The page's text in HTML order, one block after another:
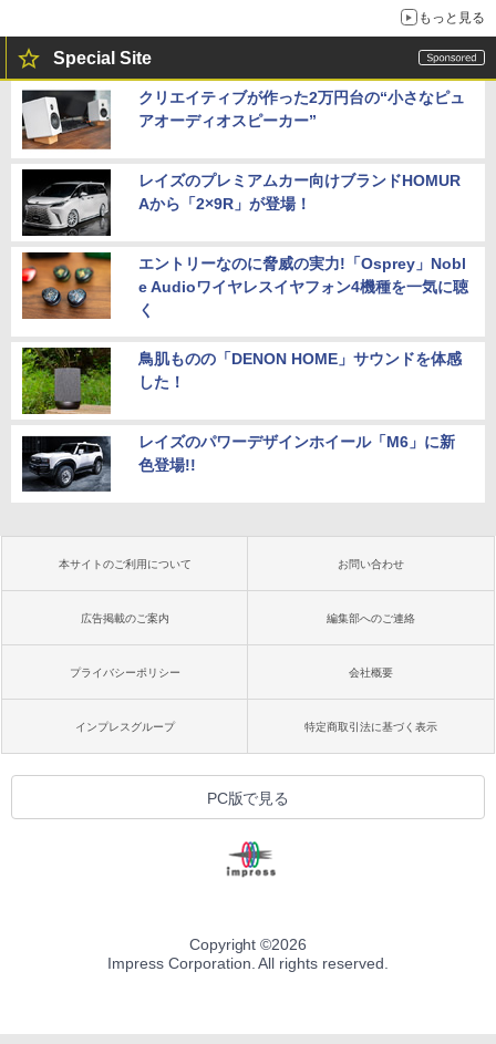
もっと見る
Special Site
クリエイティブが作った2万円台の“小さなピュ
アオーディオスピーカー”
レイズのプレミアムカー向けブランドHOMUR
Aから「2×9R」が登場！
エントリーなのに脅威の実力!「Osprey」Nobl
e Audioワイヤレスイヤフォン4機種を一気に聴
く
鳥肌ものの「DENON HOME」サウンドを体感
した！
レイズのパワーデザインホイール「M6」に新
色登場!!
本サイトのご利用について お問い合わせ
広告掲載のご案内 編集部へのご連絡
プライバシーポリシー 会社概要
インプレスグループ 特定商取引法に基づく表示
PC版で見る
Copyright ©2026
Impress Corporation. All rights reserved.